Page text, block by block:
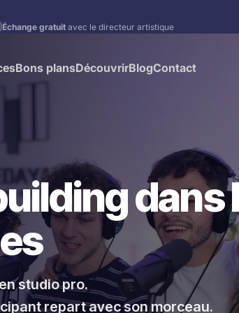
Bons plansDécouvrirBlogContact
dans
studio pro.
repart avec son morceau.